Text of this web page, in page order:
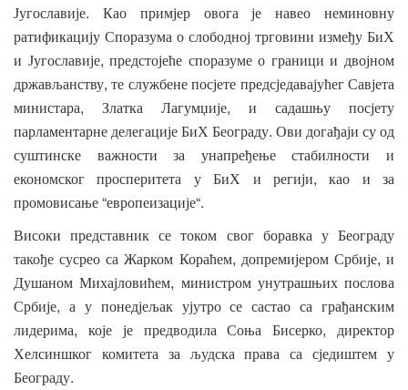
Југославије. Као примјер овога је навео
неминовну
ратификацију Споразума о слободној трговини између БиХ
и Југославије,предстојеће споразуме о граници и двојном
држављанству,те службене посјете предсједавајућег Савјета
министара, Златка Лагумџије, и садашњу
посјету
парламентарне делегације БиХ Београду. Ови догађаји су од
суштинске
важности за унапређење стабилности
и
економског
просперитета у БиХ и регији,као и
за
промовисање “европеизације“.
Високи представник се током свог боравка у Београду
такође сусрео са Жарком Кораћем, допремијером Србије,и
Душаном Михајловићем, министром унутрашњих послова
Србије, а у понедјељак ујутро се састао са
грађанским
лидерима, које је предводила Соња Бисерко,
директор
Хелсиншког
комитета за људска права са сједиштем
у
Београду.